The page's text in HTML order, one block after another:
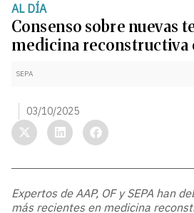
AL DÍA
Consenso sobre nuevas
medicina reconstructiva
SEPA
03/10/2025
Expertos de AAP, OF y SEPA han
más recientes en medicina